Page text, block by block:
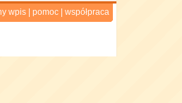
wpis pomoc współpraca